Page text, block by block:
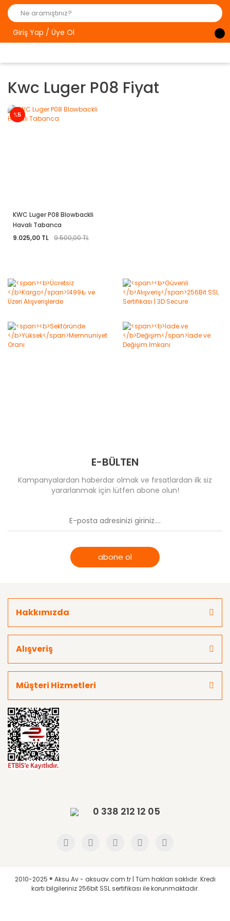
Giriş Yap / Üye Ol
Kwc Luger P08 Fiyat
%5
KWC Luger P08 Blowbackli
Havalı Tabanca
9.025,00 TL 9.500,00 TL
E-BÜLTEN
Kampanyalardan haberdar olmak ve fırsatlardan ilk siz
yararlanmak için lütfen abone olun!
abone ol
Hakkımızda
Alışveriş
Müşteri Hizmetleri
0 338 212 12 05
2010-2025 ® Aksu Av - aksuav.com.tr | Tüm hakları saklıdır. Kredi
kartı bilgileriniz 256bit SSL sertifikası ile korunmaktadır.